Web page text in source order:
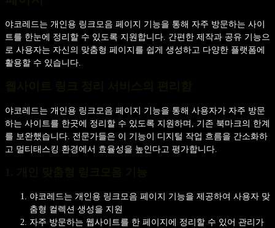
야코레드는 개인용 링크모음 페이지 기능을 통해 자주 방문하는 사이
트를 한눈에 정리할 수 있도록 지원합니다. 간편한 제작과 공유 기능으
로 사용자는 자신의 맞춤형 페이지를 쉽게 생성하고 다양한 플랫폼에
활용할 수 있습니다.
야코레드는 개인용 링크모음 페이지 기능을 통해 사용자가 자주 방문
하는 사이트를 한곳에 정리할 수 있도록 지원하며, 기존 북마크의 한계
를 보완했습니다. 전문가들은 이 기능이 디지털 작업 흐름을 간소화하
고 멀티태스킹 환경에서 효율성을 높인다고 평가합니다.
야코레드는 개인용 링크모음 페이지 기능을 제공하여 사용자 맞
춤형 컬렉션 생성을 지원
자주 방문하는 웹사이트를 한 페이지에 정리할 수 있어 관리가